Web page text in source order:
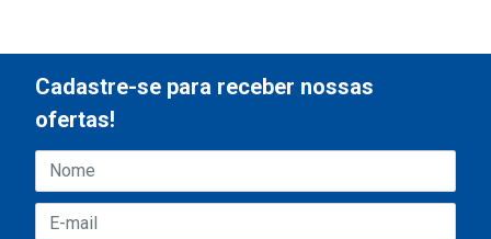
Cadastre-se para receber nossas
ofertas!